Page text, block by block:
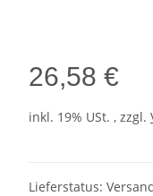
26,58 €
inkl. 19% USt. , zzgl.
Lieferstatus: